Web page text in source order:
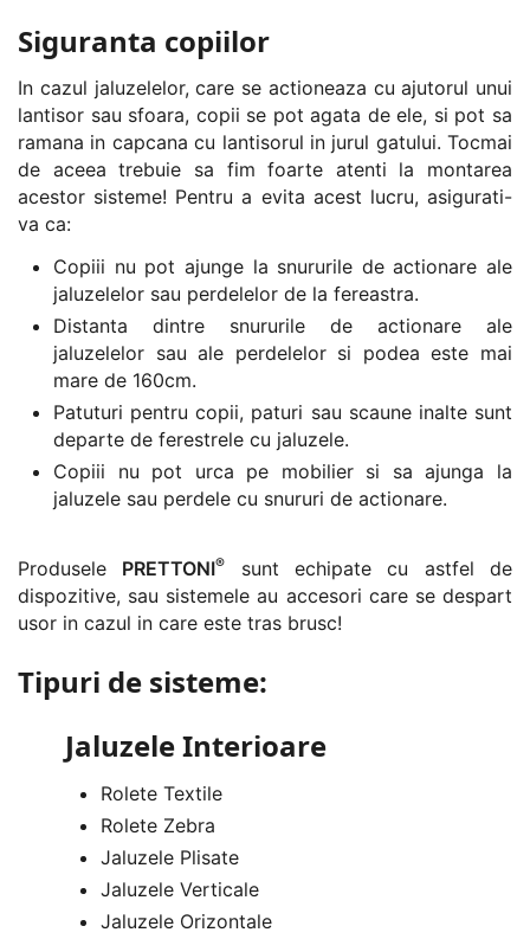
Siguranta copiilor
In cazul jaluzelelor, care se actioneaza cu ajutorul unui
lantisor sau sfoara, copii se pot agata de ele, si pot sa
ramana in capcana cu lantisorul in jurul gatului. Tocmai
de aceea trebuie sa fim foarte atenti la montarea
acestor sisteme! Pentru a evita acest lucru, asigurati-
va ca:
Copiii nu pot ajunge la snururile de actionare ale
jaluzelelor sau perdelelor de la fereastra.
Distanta dintre snururile de actionare ale
jaluzelelor sau ale perdelelor si podea este mai
mare de 160cm.
Patuturi pentru copii, paturi sau scaune inalte sunt
departe de ferestrele cu jaluzele.
Copiii nu pot urca pe mobilier si sa ajunga la
jaluzele sau perdele cu snururi de actionare.
Produsele PRETTONI®
sunt echipate cu astfel de
dispozitive, sau sistemele au accesori care se despart
usor in cazul in care este tras brusc!
Tipuri de sisteme:
Jaluzele Interioare
Rolete Textile
Rolete Zebra
Jaluzele Plisate
Jaluzele Verticale
Jaluzele Orizontale